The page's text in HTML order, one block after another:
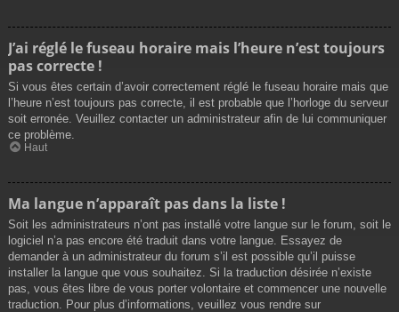
J’ai réglé le fuseau horaire mais l’heure n’est toujours
pas correcte !
Si vous êtes certain d’avoir correctement réglé le fuseau horaire mais que
l’heure n’est toujours pas correcte, il est probable que l’horloge du serveur
soit erronée. Veuillez contacter un administrateur afin de lui communiquer
ce problème.
Haut
Ma langue n’apparaît pas dans la liste !
Soit les administrateurs n’ont pas installé votre langue sur le forum, soit le
logiciel n’a pas encore été traduit dans votre langue. Essayez de
demander à un administrateur du forum s’il est possible qu’il puisse
installer la langue que vous souhaitez. Si la traduction désirée n’existe
pas, vous êtes libre de vous porter volontaire et commencer une nouvelle
traduction. Pour plus d’informations, veuillez vous rendre sur